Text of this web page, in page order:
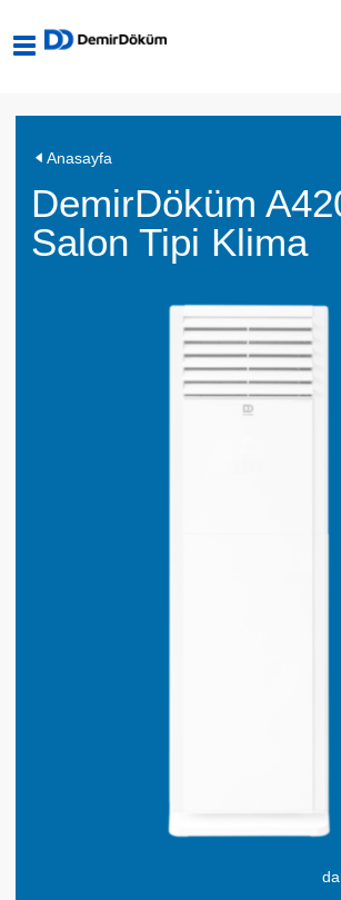
Muğla Ortaca
Anasayfa
DemirDöküm
Salon Tipi Klima
DemirDöküm
Salon
Tipi